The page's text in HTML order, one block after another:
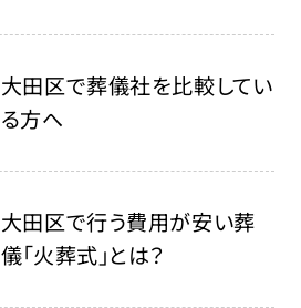
大田区で葬儀社を比較してい
る方へ
大田区で行う費用が安い葬
儀「火葬式」とは？